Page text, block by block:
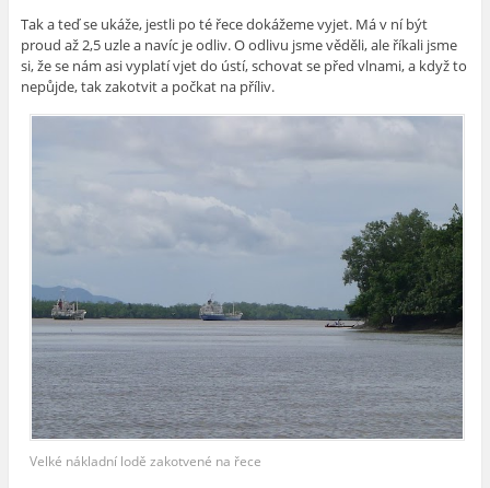
Tak a teď se ukáže, jestli po té řece dokážeme vyjet. Má v ní být
proud až 2,5 uzle a navíc je odliv. O odlivu jsme věděli, ale říkali jsme
si, že se nám asi vyplatí vjet do ústí, schovat se před vlnami, a když to
nepůjde, tak zakotvit a počkat na příliv.
Velké nákladní lodě zakotvené na řece